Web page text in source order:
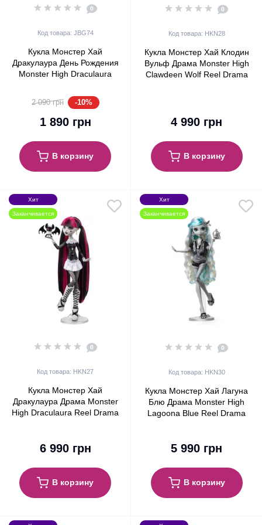
0
Код товара: JBG74
Кукла Монстер Хай
Дракулаура День Рождения
Monster High Draculaura
(JBG74)
2 090 грн -10%
1 890 грн
В корзину
0
Код товара: HKN28
Кукла Монстер Хай Клодин
Вульф Драма Monster High
Clawdeen Wolf Reel Drama
4 990 грн
В корзину
Хит
Заканчивается
0
Код товара: HKN27
Кукла Монстер Хай
Дракулаура Драма Monster
High Draculaura Reel Drama
6 990 грн
В корзину
Хит
Заканчивается
0
Код товара: HKN30
Кукла Монстер Хай Лагуна
Блю Драма Monster High
Lagoona Blue Reel Drama
5 990 грн
В корзину